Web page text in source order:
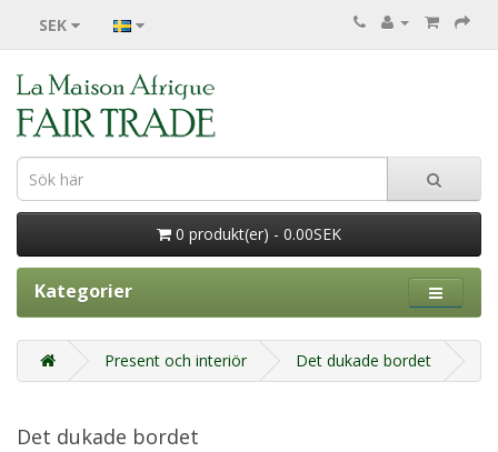
SEK
0 produkt(er) - 0.00SEK
Kategorier
Present och interiör Det dukade bordet
Det dukade bordet